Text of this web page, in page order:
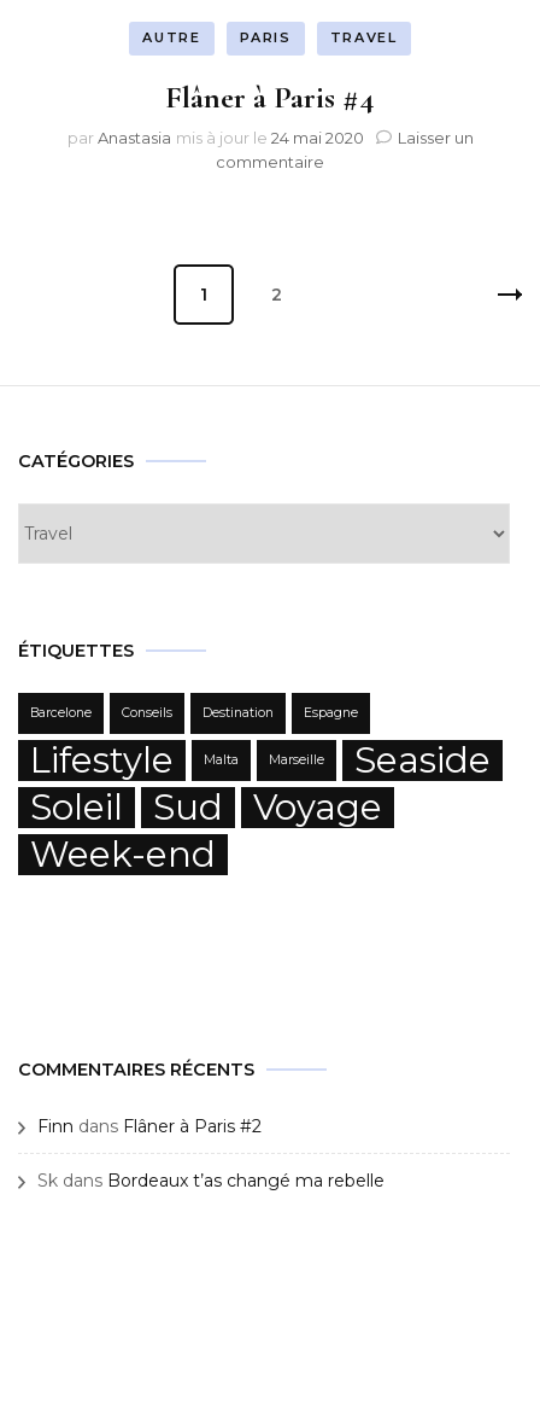
AUTRE PARIS TRAVEL
Flâner à Paris #4
parAnastasia mis à jour le 24 mai 2020
Laisser un
commentaire
Page
1 Page
2
CATÉGORIES
ÉTIQUETTES
Barcelone Conseils Destination Espagne
Lifestyle Malta Marseille
Seaside
Soleil
Sud
Voyage
Week-end
COMMENTAIRES RÉCENTS
Finn dans Flâner à Paris #2
Sk dans Bordeaux t’as changé ma rebelle